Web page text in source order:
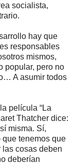
socialista,
hay que
responsables
mismos,
popular, pero no
A asumir todos
película “La
Thatcher dice:
misma. Sí,
tenemos que
cosas deben
deberían